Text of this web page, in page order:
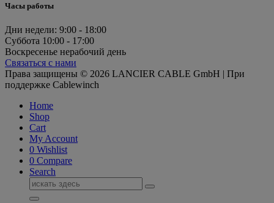
Часы работы
Дни недели: 9:00 - 18:00
Суббота 10:00 - 17:00
Воскресенье нерабочий день
Связаться с нами
Права защищены © 2026 LANCIER CABLE GmbH | При
поддержке Cablewinch
Home
Shop
Cart
My Account
0 Wishlist
0 Compare
Search
Поиск
для: